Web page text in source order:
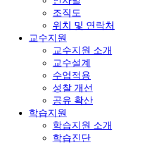
조직도
위치 및 연락처
교수지원
교수지원 소개
교수설계
수업적용
성찰 개선
공유 확산
학습지원
학습지원 소개
학습진단